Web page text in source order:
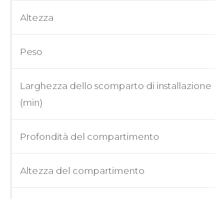
Altezza
Peso
Larghezza dello scomparto di installazione
(min)
Profondità del compartimento
Altezza del compartimento